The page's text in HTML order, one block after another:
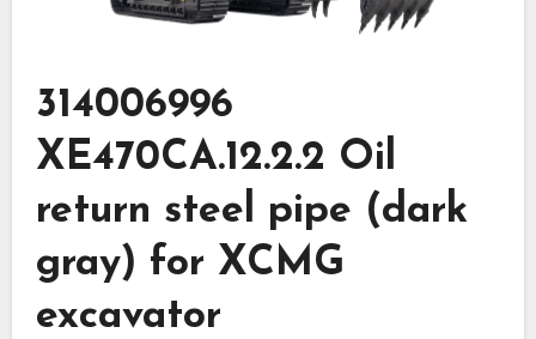
314006996
XE470CA.12.2.2 Oil
return steel pipe (dark
gray) for XCMG
excavator